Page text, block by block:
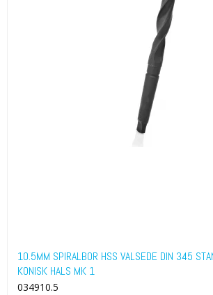
10.5MM SPIRALBOR HSS VALSEDE DIN 345
KONISK HALS MK 1
034910.5